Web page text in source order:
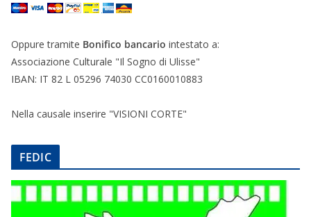
Oppure tramite Bonifico bancario intestato a:
Associazione Culturale "Il Sogno di Ulisse"
IBAN: IT 82 L 05296 74030 CC0160010883
Nella causale inserire "VISIONI CORTE"
FEDIC